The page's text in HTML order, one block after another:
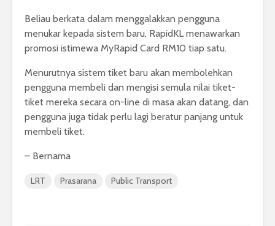
Beliau berkata dalam menggalakkan pengguna
menukar kepada sistem baru, RapidKL menawarkan
promosi istimewa MyRapid Card RM10 tiap satu.
Menurutnya sistem tiket baru akan membolehkan
pengguna membeli dan mengisi semula nilai tiket-
tiket mereka secara on-line di masa akan datang, dan
pengguna juga tidak perlu lagi beratur panjang untuk
membeli tiket.
– Bernama
LRT Prasarana Public Transport